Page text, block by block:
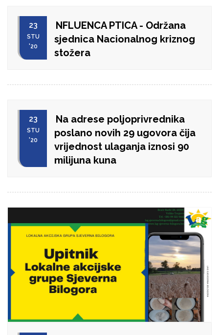
23
STU
'20
NFLUENCA PTICA - Održana
sjednica Nacionalnog kriznog
stožera
23
STU
'20
Na adrese poljoprivrednika
poslano novih 29 ugovora čija
vrijednost ulaganja iznosi 90
milijuna kuna